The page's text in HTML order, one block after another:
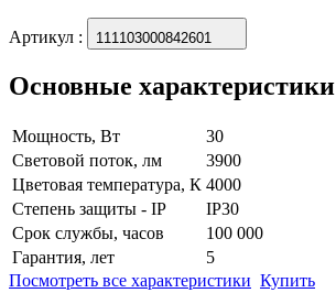
Артикул : 111103000842601
Основные характеристики
Мощность, Вт
30
Световой поток, лм
3900
Цветовая температура, К 4000
Степень защиты - IP
IP30
Срок службы, часов
100 000
Гарантия, лет
5
Посмотреть все характеристики Купить